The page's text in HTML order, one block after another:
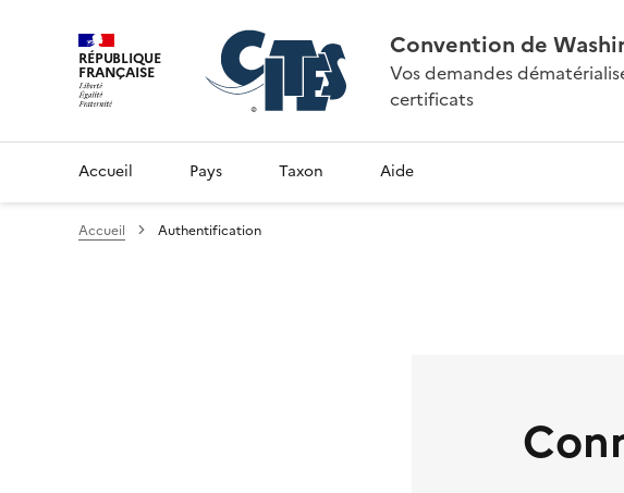
RÉPUBLIQUE
FRANÇAISE
Convention de
Vos demandes
certificats
Accueil Pays Taxon Aide
Accueil Authentification